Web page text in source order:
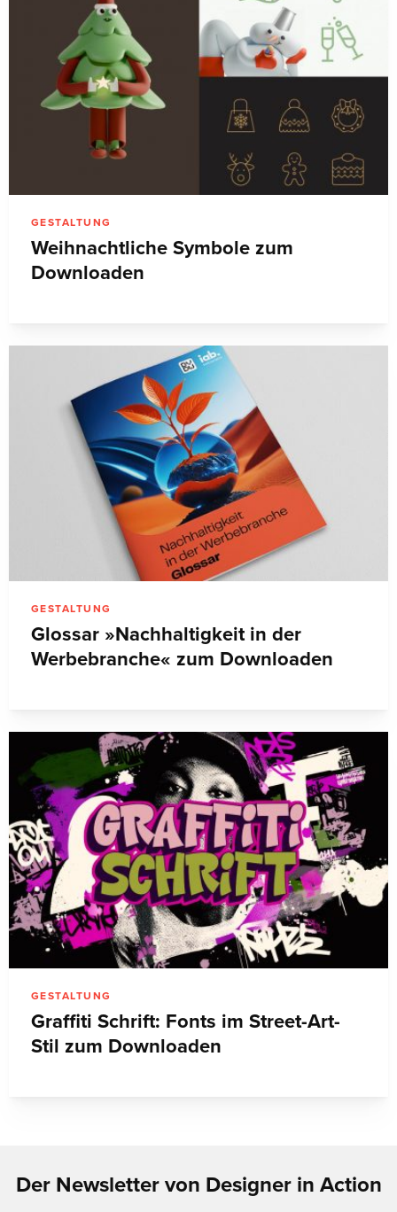
GESTALTUNG
Weihnachtliche Symbole zum
Downloaden
GESTALTUNG
Glossar »Nachhaltigkeit in der
Werbebranche« zum Downloaden
GESTALTUNG
Graffiti Schrift: Fonts im Street-Art-
Stil zum Downloaden
Der Newsletter von Designer in Action